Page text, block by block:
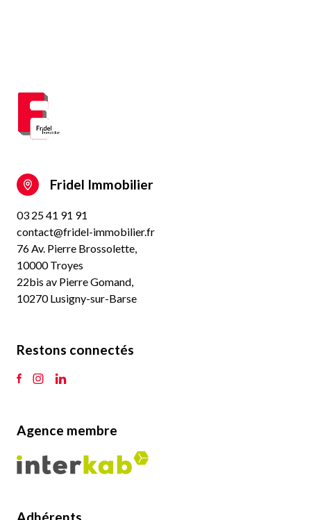
Fridel Immobilier
03 25 41 91 91
contact@fridel-immobilier.fr
76 Av. Pierre Brossolette,
10000 Troyes
22bis av Pierre Gomand,
10270 Lusigny-sur-Barse
Restons connectés
Agence membre